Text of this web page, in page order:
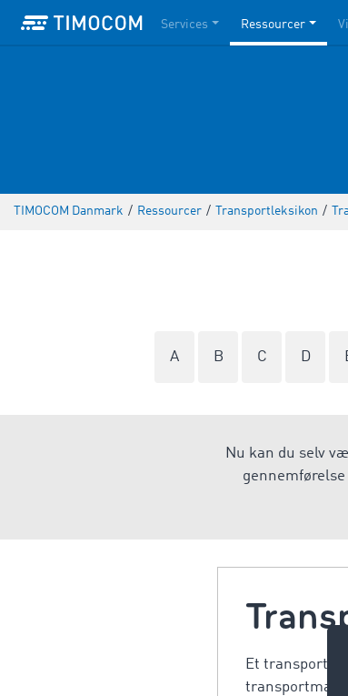
Services Ressourcer
TIMOCOM Danmark / Ressourcer / Transportleksikon /
A B C D
Nu kan du selv
Et